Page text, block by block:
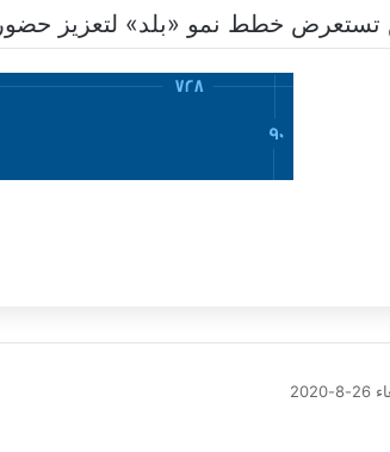
خطط نمو «بلد» لتعزيز